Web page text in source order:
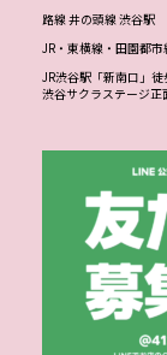
路線 井の頭線 渋谷駅
JR・東横線・田園都
JR渋谷駅「新南口」徒
渋谷サクラステージ正